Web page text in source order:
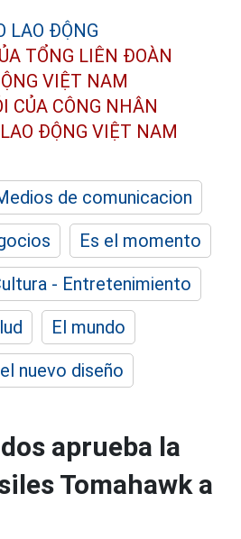
TỔNG LIÊN ĐOÀN
VIỆT NAM
CỦA CÔNG NHÂN
ĐỘNG VIỆT NAM
de comunicacion
Es el momento
- Entretenimiento
El mundo
nuevo diseño
aprueba la
Tomahawk a